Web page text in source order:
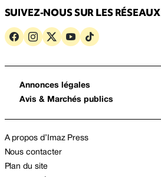
SUIVEZ-NOUS SUR LES RÉSEAUX
Annonces légales
Avis & Marchés publics
A propos d’Imaz Press
Nous contacter
Plan du site